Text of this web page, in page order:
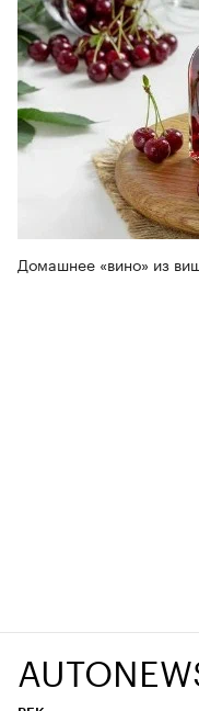
Домашнее «вино» из